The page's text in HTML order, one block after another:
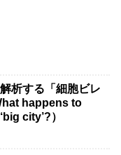
析する「細胞ビレ
happens to
city’?）